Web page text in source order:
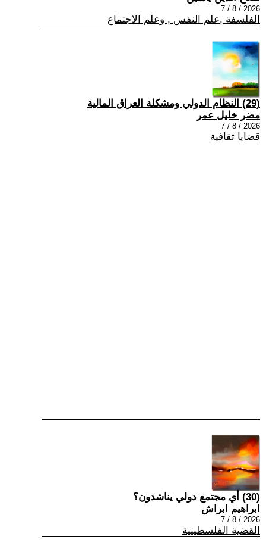
2026 / 8 / 7
الفلسفة ,علم النفس , وعلم الاجتماع
(29) النظام الدولي ومشكلة العراق المالية
مضر خليل عمر
2026 / 8 / 7
قضايا ثقافية
(30) أي مجتمع دولي يناشدون؟
ابراهيم ابراش
2026 / 8 / 7
القضية الفلسطينية